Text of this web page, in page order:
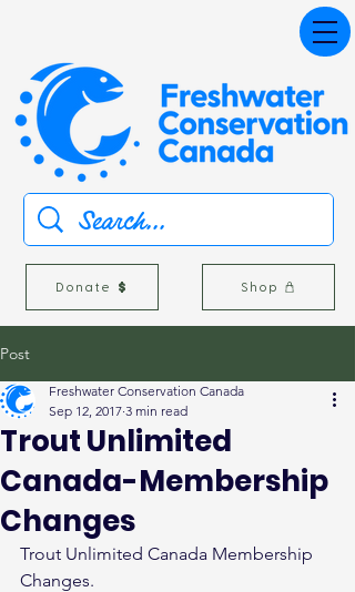
Donate Shop
Post
Trout Unlimited
Canada-Membership
Changes
Freshwater Conservation Canada
Sep 12, 2017 3 min read
Trout Unlimited Canada Membership
Changes.